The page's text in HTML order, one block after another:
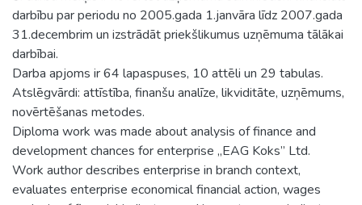
darbību par periodu no 2005.gada 1.janvāra līdz 2007.gada
31.decembrim un izstrādāt priekšlikumus uzņēmuma tālākai
darbībai.
Darba apjoms ir 64 lapaspuses, 10 attēli un 29 tabulas.
Atslēgvārdi: attīstība, finanšu analīze, likviditāte, uzņēmums,
novērtēšanas metodes.
Diploma work was made about analysis of finance and
development chances for enterprise „EAG Koks” Ltd.
Work author describes enterprise in branch context,
evaluates enterprise economical financial action, wages